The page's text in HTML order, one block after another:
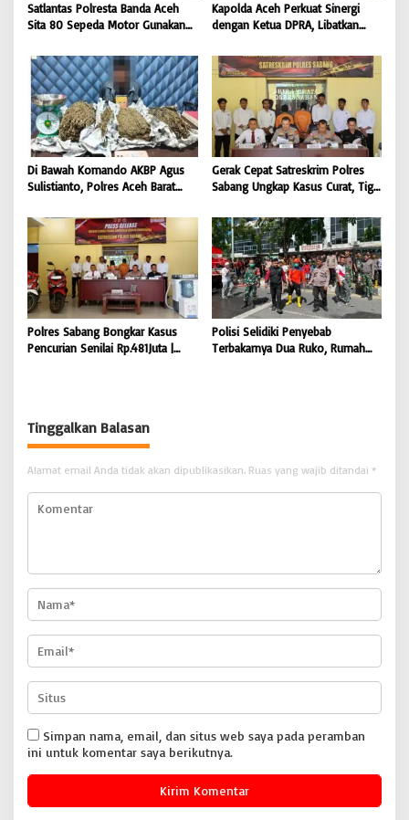
Satlantas Polresta Banda Aceh
Sita 80 Sepeda Motor Gunakan
BONGKAR’Perkara.com
Kapolda Aceh Perkuat Sinergi
dengan Ketua DPRA, Libatkan
Kamtibmas dan Dukung
Pembangunan Aceh |
BONGKAR’Perkara.com
Di Bawah Komando AKBP Agus
Sulistianto, Polres Aceh Barat
Kilogram Ganja Avatar photo |
BONGKAR ‘Perkara.com
Gerak Cepat Satreskrim Polres
Sabang Ungkap Kasus Curat, Tiga
‘Perkara.com
Polres Sabang Bongkar Kasus
Pencurian Senilai Rp.481Juta |
Polisi Selidiki Penyebab
Terbakarnya Dua Ruko, Rumah
Tinggalkan Balasan
Alamat email Anda tidak akan dipublikasikan. Ruas yang wajib ditandai *
Simpan nama, email, dan situs web saya pada peramban
ini untuk komentar saya berikutnya.